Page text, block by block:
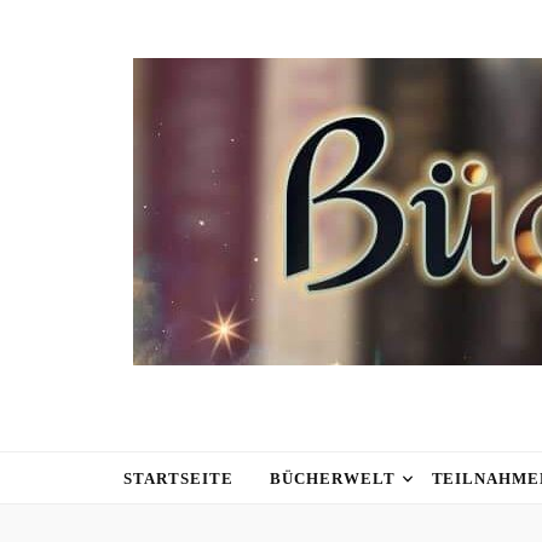
STARTSEITE BÜCHERWELT